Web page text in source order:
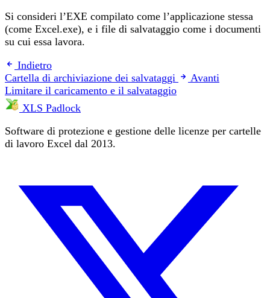
Si consideri l’EXE compilato come l’applicazione stessa
(come Excel.exe), e i file di salvataggio come i documenti
su cui essa lavora.
Indietro
Cartella di archiviazione dei salvataggi
Avanti
Limitare il caricamento e il salvataggio
XLS Padlock
Software di protezione e gestione delle licenze per cartelle
di lavoro Excel dal 2013.